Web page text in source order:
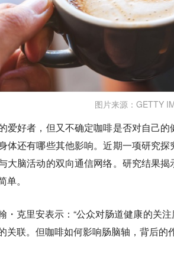
图片来源：GETTY
爱好者，但又不确定咖啡是否对自己
体还有哪些其他影响。近期一项研究探
大脑活动的双向通信网络。研究结果
。
・克里安表示：“公众对肠道健康的关
关联。但咖啡如何影响肠脑轴，背后的